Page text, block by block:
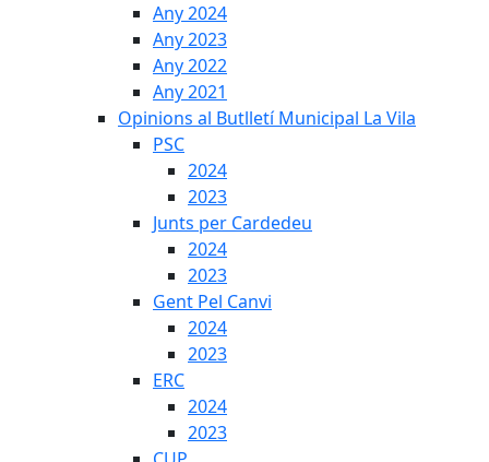
Any 2024
Any 2023
Any 2022
Any 2021
Opinions al Butlletí Municipal La Vila
PSC
2024
2023
Junts per Cardedeu
2024
2023
Gent Pel Canvi
2024
2023
ERC
2024
2023